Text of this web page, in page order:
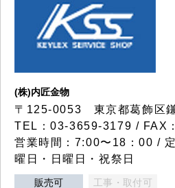
(株)内匠金物
〒125-0053 東京都葛飾区
TEL：03-3659-3179 / FAX
営業時間：7:00〜18：00 /
曜日・日曜日・祝祭日
販売可 工事・取付可